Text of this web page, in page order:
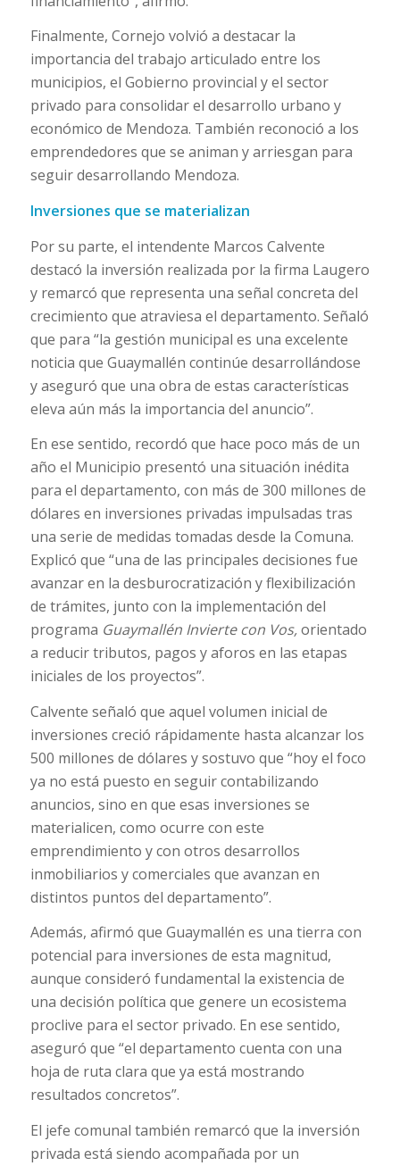
Finalmente, Cornejo volvió a destacar la
importancia del trabajo articulado entre los
municipios, el Gobierno provincial y el sector
privado para consolidar el desarrollo urbano y
económico de Mendoza. También reconoció a los
emprendedores que se animan y arriesgan para
seguir desarrollando Mendoza.
Inversiones que se materializan
Por su parte, el intendente Marcos Calvente
destacó la inversión realizada por la firma Laugero
y remarcó que representa una señal concreta del
crecimiento que atraviesa el departamento. Señaló
que para “la gestión municipal es una excelente
noticia que Guaymallén continúe desarrollándose
y aseguró que una obra de estas características
eleva aún más la importancia del anuncio”.
En ese sentido, recordó que hace poco más de un
año el Municipio presentó una situación inédita
para el departamento, con más de 300 millones de
dólares en inversiones privadas impulsadas tras
una serie de medidas tomadas desde la Comuna.
Explicó que “una de las principales decisiones fue
avanzar en la desburocratización y flexibilización
de trámites, junto con la implementación del
programa Guaymallén Invierte con Vos,orientado
a reducir tributos, pagos y aforos en las etapas
iniciales de los proyectos”.
Calvente señaló que aquel volumen inicial de
inversiones creció rápidamente hasta alcanzar los
500 millones de dólares y sostuvo que “hoy el foco
ya no está puesto en seguir contabilizando
anuncios, sino en que esas inversiones se
materialicen, como ocurre con este
emprendimiento y con otros desarrollos
inmobiliarios y comerciales que avanzan en
distintos puntos del departamento”.
Además, afirmó que Guaymallén es una tierra con
potencial para inversiones de esta magnitud,
aunque consideró fundamental la existencia de
una decisión política que genere un ecosistema
proclive para el sector privado. En ese sentido,
aseguró que “el departamento cuenta con una
hoja de ruta clara que ya está mostrando
resultados concretos”.
El jefe comunal también remarcó que la inversión
privada está siendo acompañada por un